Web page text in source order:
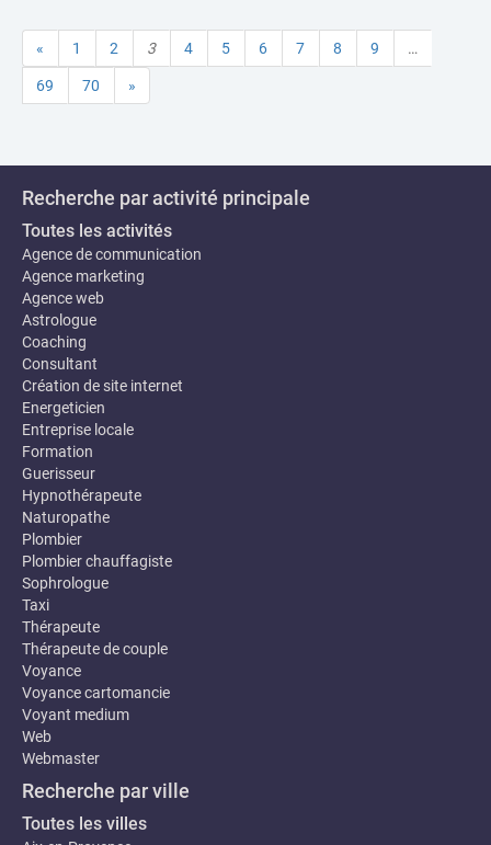
« 1 2 3 4 5 6 7 8 9 …
69 70 »
Recherche par activité principale
Toutes les activités
Agence de communication
Agence marketing
Agence web
Astrologue
Coaching
Consultant
Création de site internet
Energeticien
Entreprise locale
Formation
Guerisseur
Hypnothérapeute
Naturopathe
Plombier
Plombier chauffagiste
Sophrologue
Taxi
Thérapeute
Thérapeute de couple
Voyance
Voyance cartomancie
Voyant medium
Web
Webmaster
Recherche par ville
Toutes les villes